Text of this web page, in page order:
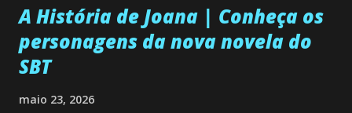
A História de Joana | Conheça os
personagens da nova novela do
SBT
maio 23, 2026